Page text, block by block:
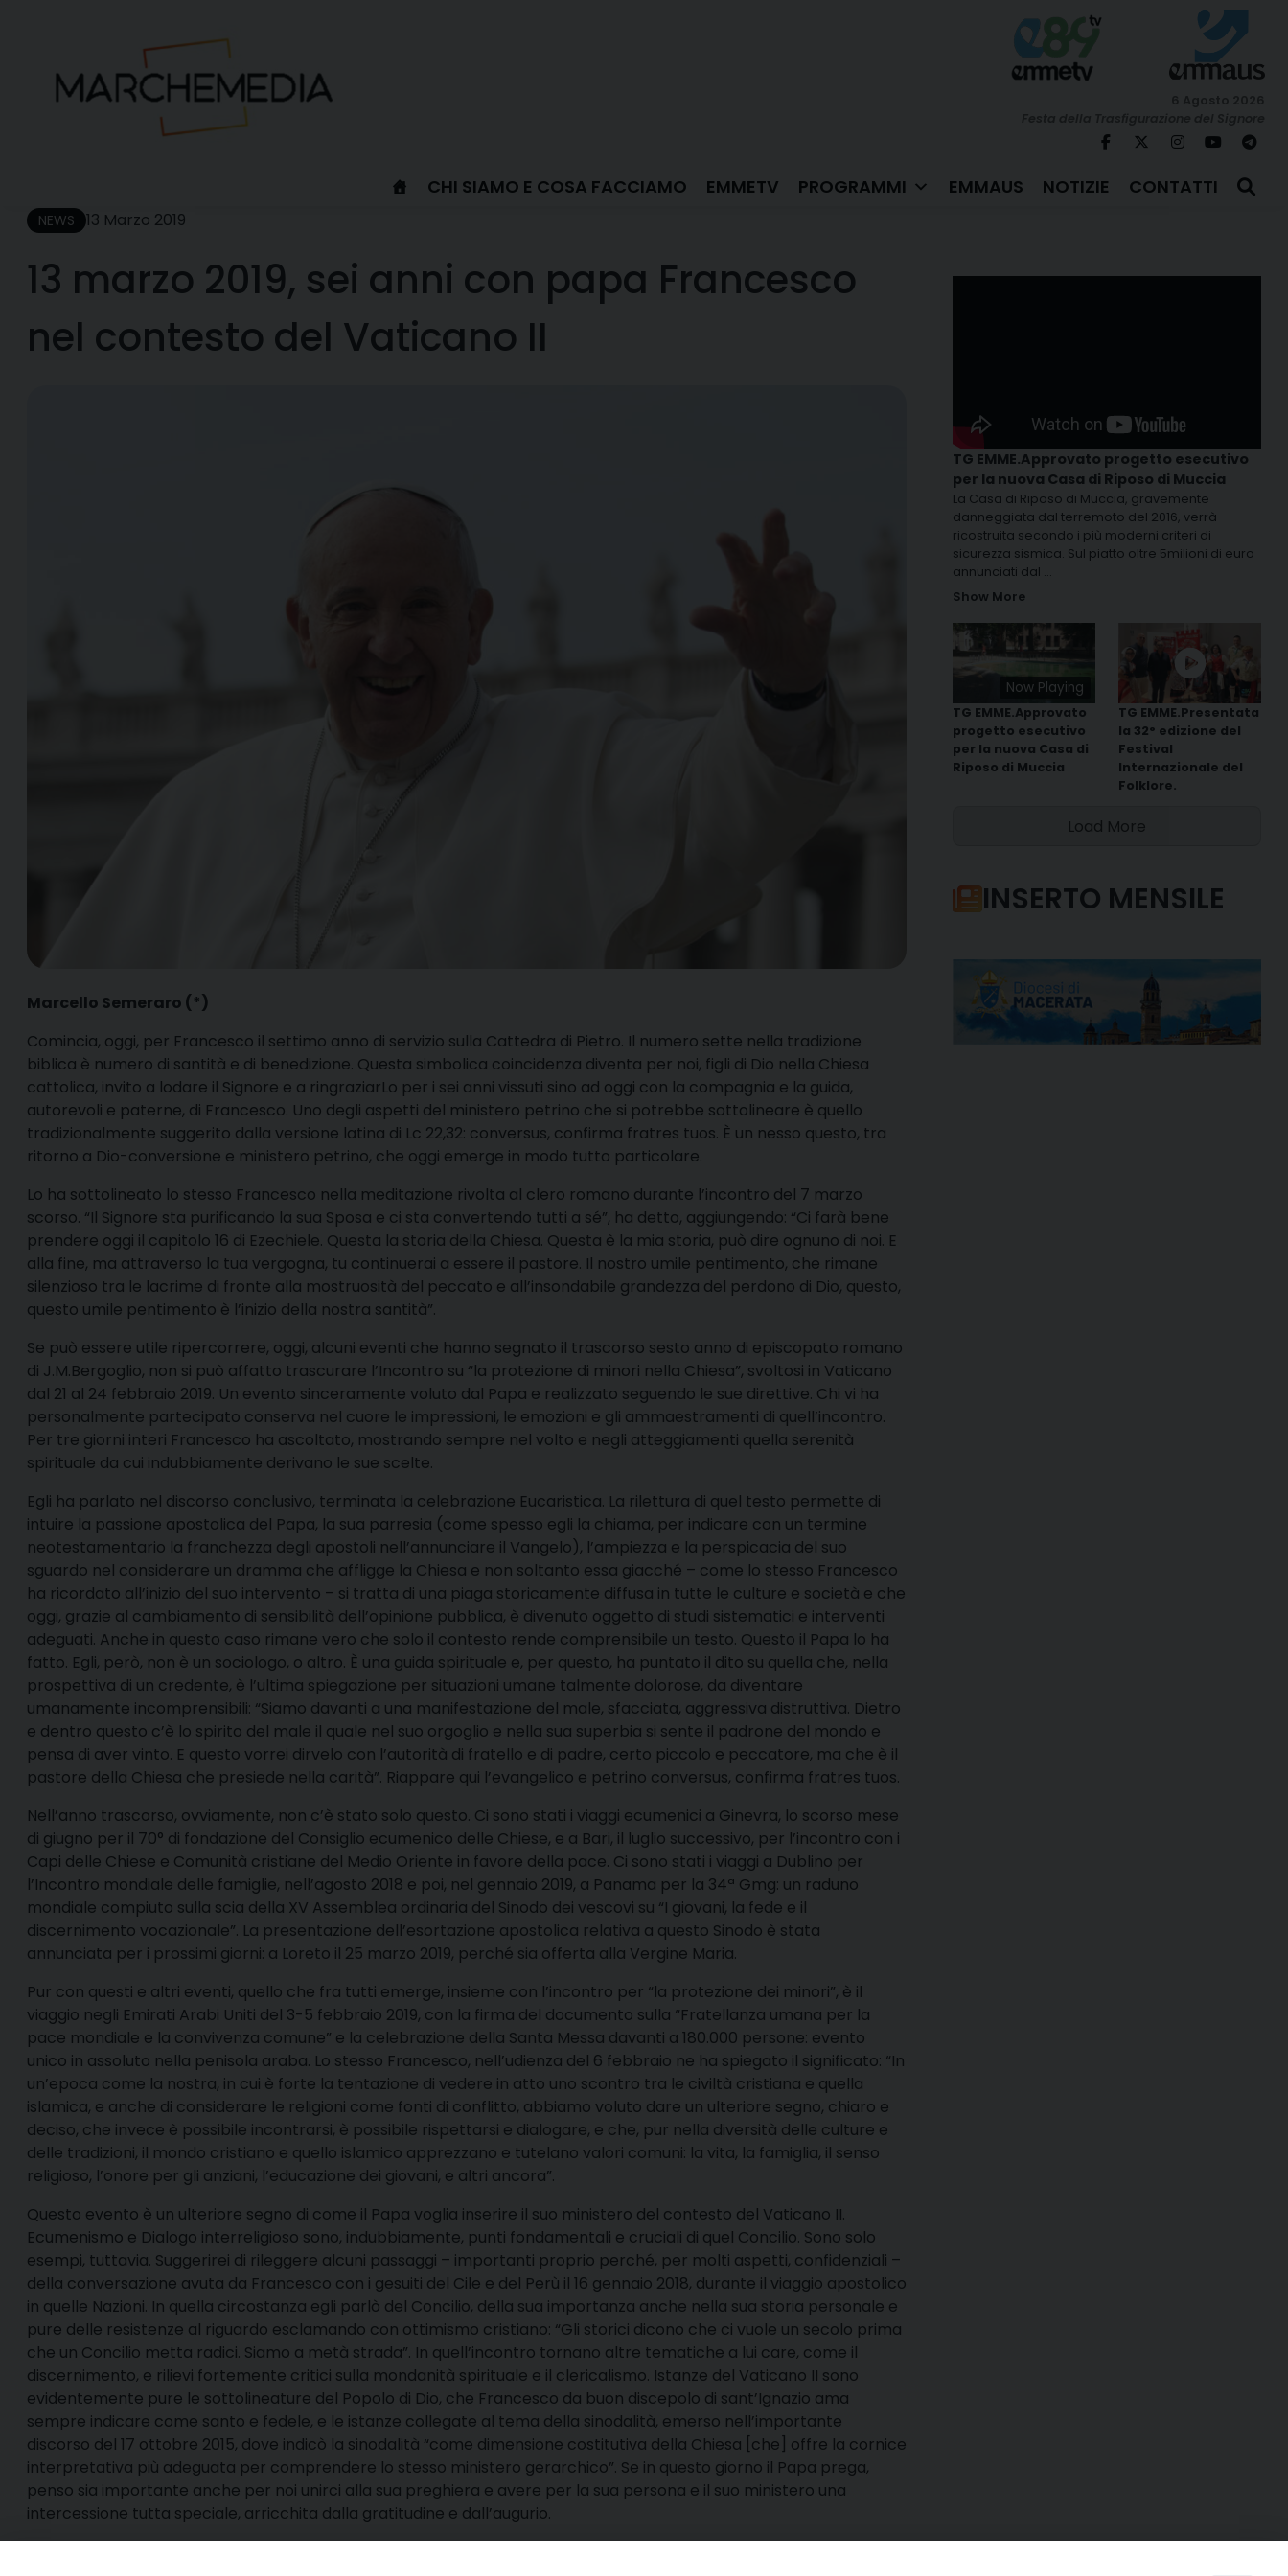
CHI SIAMO E COSA FACCIAMO EMMETV PROGRAMMI EMMAUS NOTIZIE CONTATTI
NEWS 13 Marzo 2019
13 marzo 2019, sei anni con papa Francesco
nel contesto del Vaticano II
Marcello Semeraro (*)
Comincia, oggi, per Francesco il settimo anno di servizio sulla Cattedra di Pietro. Il numero sette nella tradizione
biblica è numero di santità e di benedizione. Questa simbolica coincidenza diventa per noi, figli di Dio nella Chiesa
cattolica, invito a lodare il Signore e a ringraziarLo per i sei anni vissuti sino ad oggi con la compagnia e la guida,
autorevoli e paterne, di Francesco. Uno degli aspetti del ministero petrino che si potrebbe sottolineare è quello
tradizionalmente suggerito dalla versione latina di Lc 22,32: conversus, confirma fratres tuos. È un nesso questo, tra
ritorno a Dio-conversione e ministero petrino, che oggi emerge in modo tutto particolare.
Lo ha sottolineato lo stesso Francesco nella meditazione rivolta al clero romano durante l’incontro del 7 marzo
scorso. “Il Signore sta purificando la sua Sposa e ci sta convertendo tutti a sé”, ha detto, aggiungendo: “Ci farà bene
prendere oggi il capitolo 16 di Ezechiele. Questa la storia della Chiesa. Questa è la mia storia, può dire ognuno di noi. E
alla fine, ma attraverso la tua vergogna, tu continuerai a essere il pastore. Il nostro umile pentimento, che rimane
silenzioso tra le lacrime di fronte alla mostruosità del peccato e all’insondabile grandezza del perdono di Dio, questo,
questo umile pentimento è l’inizio della nostra santità”.
Se può essere utile ripercorrere, oggi, alcuni eventi che hanno segnato il trascorso sesto anno di episcopato romano
di J.M.Bergoglio, non si può affatto trascurare l’Incontro su “la protezione di minori nella Chiesa”, svoltosi in Vaticano
dal 21 al 24 febbraio 2019. Un evento sinceramente voluto dal Papa e realizzato seguendo le sue direttive. Chi vi ha
personalmente partecipato conserva nel cuore le impressioni, le emozioni e gli ammaestramenti di quell’incontro.
Per tre giorni interi Francesco ha ascoltato, mostrando sempre nel volto e negli atteggiamenti quella serenità
spirituale da cui indubbiamente derivano le sue scelte.
Egli ha parlato nel discorso conclusivo, terminata la celebrazione Eucaristica. La rilettura di quel testo permette di
intuire la passione apostolica del Papa, la sua parresia (come spesso egli la chiama, per indicare con un termine
neotestamentario la franchezza degli apostoli nell’annunciare il Vangelo), l’ampiezza e la perspicacia del suo
sguardo nel considerare un dramma che affligge la Chiesa e non soltanto essa giacché – come lo stesso Francesco
ha ricordato all’inizio del suo intervento – si tratta di una piaga storicamente diffusa in tutte le culture e società e che
oggi, grazie al cambiamento di sensibilità dell’opinione pubblica, è divenuto oggetto di studi sistematici e interventi
adeguati. Anche in questo caso rimane vero che solo il contesto rende comprensibile un testo. Questo il Papa lo ha
fatto. Egli, però, non è un sociologo, o altro. È una guida spirituale e, per questo, ha puntato il dito su quella che, nella
prospettiva di un credente, è l’ultima spiegazione per situazioni umane talmente dolorose, da diventare
umanamente incomprensibili: “Siamo davanti a una manifestazione del male, sfacciata, aggressiva distruttiva. Dietro
e dentro questo c’è lo spirito del male il quale nel suo orgoglio e nella sua superbia si sente il padrone del mondo e
pensa di aver vinto. E questo vorrei dirvelo con l’autorità di fratello e di padre, certo piccolo e peccatore, ma che è il
pastore della Chiesa che presiede nella carità”. Riappare qui l’evangelico e petrino conversus, confirma fratres tuos.
Nell’anno trascorso, ovviamente, non c’è stato solo questo. Ci sono stati i viaggi ecumenici a Ginevra, lo scorso mese
di giugno per il 70° di fondazione del Consiglio ecumenico delle Chiese, e a Bari, il luglio successivo, per l’incontro con i
Capi delle Chiese e Comunità cristiane del Medio Oriente in favore della pace. Ci sono stati i viaggi a Dublino per
l’Incontro mondiale delle famiglie, nell’agosto 2018 e poi, nel gennaio 2019, a Panama per la 34ª Gmg: un raduno
mondiale compiuto sulla scia della XV Assemblea ordinaria del Sinodo dei vescovi su “I giovani, la fede e il
discernimento vocazionale”. La presentazione dell’esortazione apostolica relativa a questo Sinodo è stata
annunciata per i prossimi giorni: a Loreto il 25 marzo 2019, perché sia offerta alla Vergine Maria.
Pur con questi e altri eventi, quello che fra tutti emerge, insieme con l’incontro per “la protezione dei minori”, è il
viaggio negli Emirati Arabi Uniti del 3-5 febbraio 2019, con la firma del documento sulla “Fratellanza umana per la
pace mondiale e la convivenza comune” e la celebrazione della Santa Messa davanti a 180.000 persone: evento
unico in assoluto nella penisola araba. Lo stesso Francesco, nell’udienza del 6 febbraio ne ha spiegato il significato: “In
un’epoca come la nostra, in cui è forte la tentazione di vedere in atto uno scontro tra le civiltà cristiana e quella
islamica, e anche di considerare le religioni come fonti di conflitto, abbiamo voluto dare un ulteriore segno, chiaro e
deciso, che invece è possibile incontrarsi, è possibile rispettarsi e dialogare, e che, pur nella diversità delle culture e
delle tradizioni, il mondo cristiano e quello islamico apprezzano e tutelano valori comuni: la vita, la famiglia, il senso
religioso, l’onore per gli anziani, l’educazione dei giovani, e altri ancora”.
Questo evento è un ulteriore segno di come il Papa voglia inserire il suo ministero del contesto del Vaticano II.
Ecumenismo e Dialogo interreligioso sono, indubbiamente, punti fondamentali e cruciali di quel Concilio. Sono solo
esempi, tuttavia. Suggerirei di rileggere alcuni passaggi – importanti proprio perché, per molti aspetti, confidenziali –
della conversazione avuta da Francesco con i gesuiti del Cile e del Perù il 16 gennaio 2018, durante il viaggio apostolico
in quelle Nazioni. In quella circostanza egli parlò del Concilio, della sua importanza anche nella sua storia personale e
pure delle resistenze al riguardo esclamando con ottimismo cristiano: “Gli storici dicono che ci vuole un secolo prima
che un Concilio metta radici. Siamo a metà strada”. In quell’incontro tornano altre tematiche a lui care, come il
discernimento, e rilievi fortemente critici sulla mondanità spirituale e il clericalismo. Istanze del Vaticano II sono
evidentemente pure le sottolineature del Popolo di Dio, che Francesco da buon discepolo di sant’Ignazio ama
sempre indicare come santo e fedele, e le istanze collegate al tema della sinodalità, emerso nell’importante
discorso del 17 ottobre 2015, dove indicò la sinodalità “come dimensione costitutiva della Chiesa [che] offre la cornice
interpretativa più adeguata per comprendere lo stesso ministero gerarchico”. Se in questo giorno il Papa prega,
penso sia importante anche per noi unirci alla sua preghiera e avere per la sua persona e il suo ministero una
intercessione tutta speciale, arricchita dalla gratitudine e dall’augurio.
TG EMME.Approvato progetto esecutivo
per la nuova Casa di Riposo di Muccia
La Casa di Riposo di Muccia, gravemente
danneggiata dal terremoto del 2016, verrà
ricostruita secondo i più moderni criteri di
sicurezza sismica. Sul piatto oltre 5milioni di euro
annunciati dal ...
Show More
Now Playing
TG EMME.Approvato
progetto esecutivo
per la nuova Casa di
Riposo di Muccia
TG EMME.Presentata
la 32° edizione del
Festival
Internazionale del
Folklore.
Load More
INSERTO MENSILE